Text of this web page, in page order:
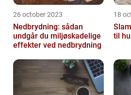
26 october 2023
Nedbrydning: sådan
undgår du miljøskadelige
effekter ved nedbrydning
18
til